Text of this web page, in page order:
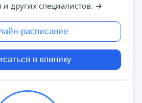
и других специалистов. →
расписание
в клинику